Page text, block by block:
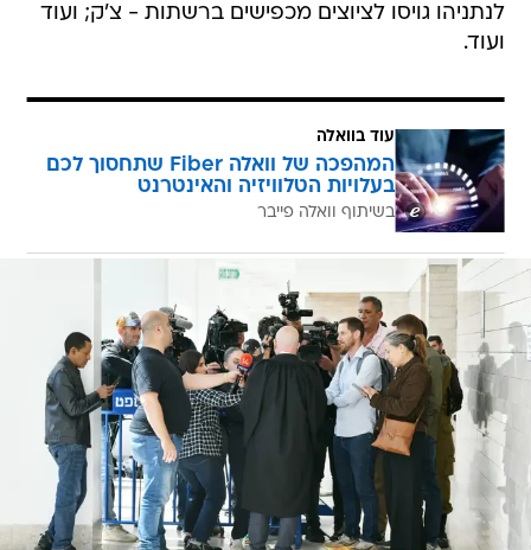
לנתניהו גויסו לציוצים מכפישים ברשתות - צ'ק; ועוד
ועוד.
עוד בוואלה
המהפכה של וואלה Fiber שתחסוך לכם
בעלויות הטלוויזיה והאינטרנט
בשיתוף וואלה פייבר